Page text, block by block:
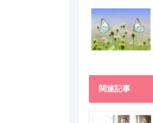
関連記事